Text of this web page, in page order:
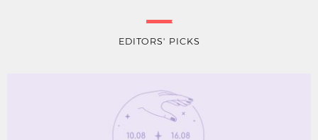
EDITORS' PICKS